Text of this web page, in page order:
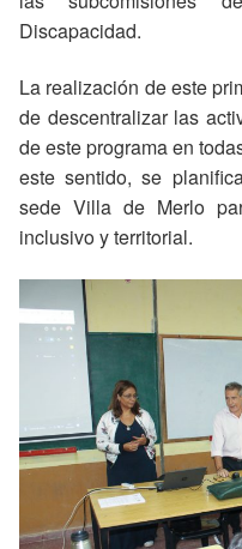
Discapacidad.
La realización de este
de descentralizar las
de este programa en
este sentido, se
sede Villa de Merlo
inclusivo y territorial.